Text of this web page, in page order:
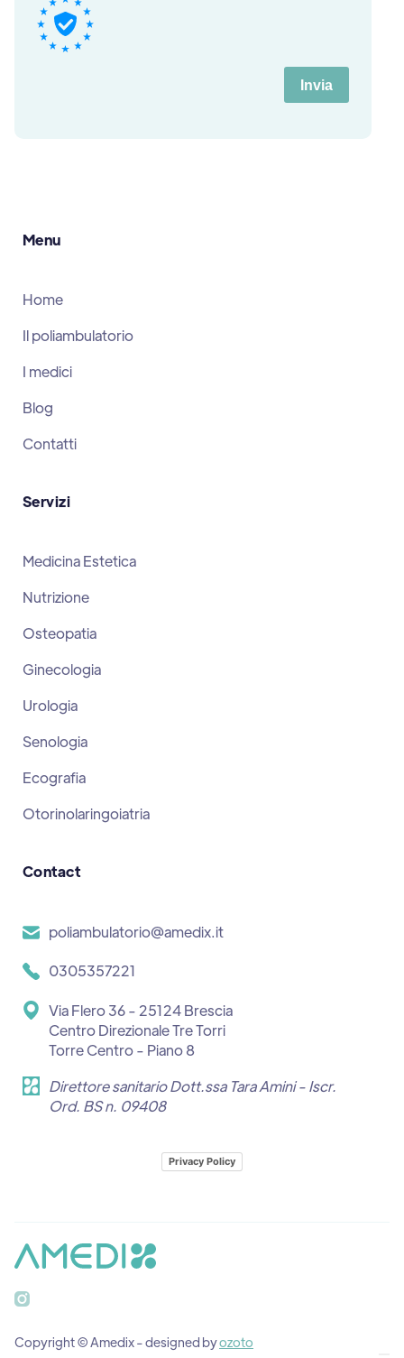
Menu
Home
Il poliambulatorio
I medici
Blog
Contatti
Servizi
Medicina Estetica
Nutrizione
Osteopatia
Ginecologia
Urologia
Senologia
Ecografia
Otorinolaringoiatria
Contact
poliambulatorio@amedix.it
0305357221
Via Flero 36 - 25124 Brescia
Centro Direzionale Tre Torri
Torre Centro - Piano 8
Direttore sanitario Dott.ssa Tara Amini - Iscr.
Ord. BS n. 09408
Privacy Policy

Copyright © Amedix - designed byozoto